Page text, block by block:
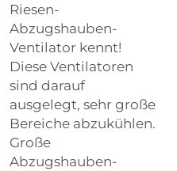
Riesen-
Abzugshauben-
Ventilator kennt!
Diese Ventilatoren
sind darauf
ausgelegt, sehr große
Bereiche abzukühlen.
Große
Abzugshauben-